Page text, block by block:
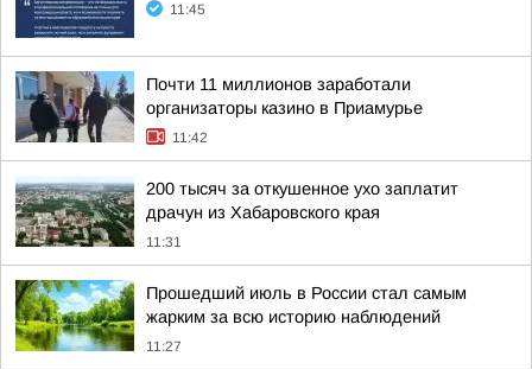
11:45
Почти 11 миллионов заработали
организаторы казино в Приамурье
11:42
200 тысяч за откушенное ухо заплатит
драчун из Хабаровского края
11:31
Прошедший июль в России стал самым
жарким за всю историю наблюдений
11:27